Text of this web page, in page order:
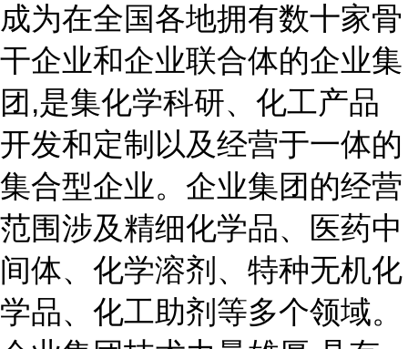
成为在全国各地拥有数十家骨
干企业和企业联合体的企业集
团,是集化学科研、化工产品
开发和定制以及经营于一体的
集合型企业。企业集团的经营
范围涉及精细化学品、医药中
间体、化学溶剂、特种无机化
学品、化工助剂等多个领域。